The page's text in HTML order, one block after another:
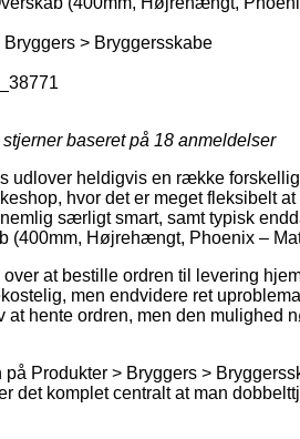
Bryggers > Bryggersskabe
baseret på 18 anmeldelser
udlover heldigvis en række
hvor det er meget fleksibelt
særligt smart, samt typisk
(400mm, Højrehængt, Phoenix –
at bestille ordren til levering
men endvidere ret
hente ordren, men den
på Produkter > Bryggers >
det komplet centralt at man